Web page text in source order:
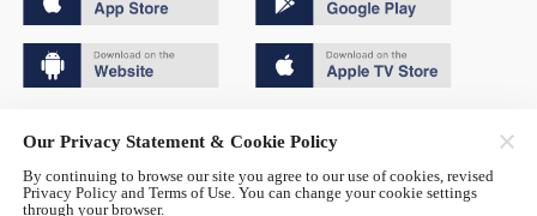
京公网安备 11010502050052号
Our Privacy Statement & Cookie Policy
By continuing to browse our site you agree to our use of cookies, revised
Privacy Policy and Terms of Use. You can change your cookie settings
through your browser.